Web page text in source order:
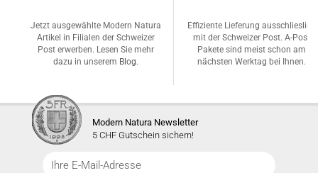
Jetzt ausgewählte Modern Natura
Artikel in Filialen der Schweizer
Post erwerben. Lesen Sie mehr
dazu in unserem Blog.
Effiziente Lieferung ausschlieslich
mit der Schweizer Post. A-Post
Pakete sind meist schon am
nächsten Werktag bei Ihnen.
Modern Natura Newsletter
5 CHF Gutschein sichern!